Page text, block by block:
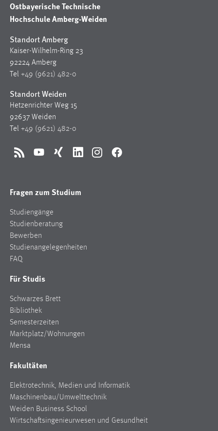
Ostbayerische Technische
Hochschule Amberg-Weiden
Standort Amberg
Kaiser-Wilhelm-Ring 23
92224 Amberg
Tel +49 (9621) 482-0
Standort Weiden
Hetzenrichter Weg 15
92637 Weiden
Tel +49 (9621) 482-0
RSS YouTubeXing LinkedInInstagramFacebook
Fragen zum Studium
Studiengänge
Studienberatung
Bewerben
Studienangelegenheiten
FAQ
Für Studis
Schwarzes Brett
Bibliothek
Semesterzeiten
Marktplatz/Wohnungen
Mensa
Fakultäten
Elektrotechnik, Medien und Informatik
Maschinenbau/Umwelttechnik
Weiden Business School
Wirtschaftsingenieurwesen und Gesundheit